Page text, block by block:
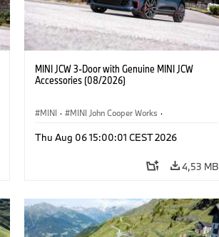
MINI JCW 3-Door with Genuine MINI JCW
Accessories (08/2026)
MINI · MINI John Cooper Works ·
Προαιρετικός εξοπλισμός, αξεσουάρ
Thu Aug 06 15:00:01 CEST 2026
4,53 MB